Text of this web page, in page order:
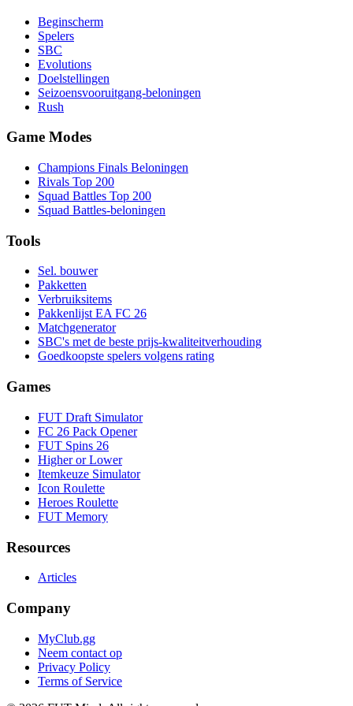
Beginscherm
Spelers
SBC
Evolutions
Doelstellingen
Seizoensvooruitgang-beloningen
Rush
Game Modes
Champions Finals Beloningen
Rivals Top 200
Squad Battles Top 200
Squad Battles-beloningen
Tools
Sel. bouwer
Pakketten
Verbruiksitems
Pakkenlijst EA FC 26
Matchgenerator
SBC's met de beste prijs-kwaliteitverhouding
Goedkoopste spelers volgens rating
Games
FUT Draft Simulator
FC 26 Pack Opener
FUT Spins 26
Higher or Lower
Itemkeuze Simulator
Icon Roulette
Heroes Roulette
FUT Memory
Resources
Articles
Company
MyClub.gg
Neem contact op
Privacy Policy
Terms of Service